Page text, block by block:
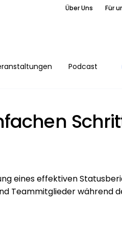
Über Uns Für
Podcast
eines effektiven
Teammitglieder während